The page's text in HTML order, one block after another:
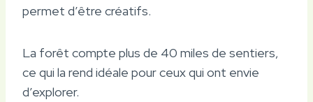
permet d’être créatifs.
La forêt compte plus de 40 miles de sentiers,
ce qui la rend idéale pour ceux qui ont envie
d’explorer.